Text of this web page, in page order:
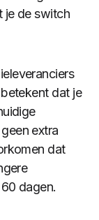
je de switch
dat je
extra
dat
dagen.